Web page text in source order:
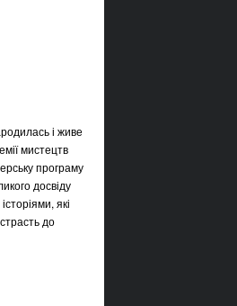
і живе
мистецтв
програму
досвіду
які
до